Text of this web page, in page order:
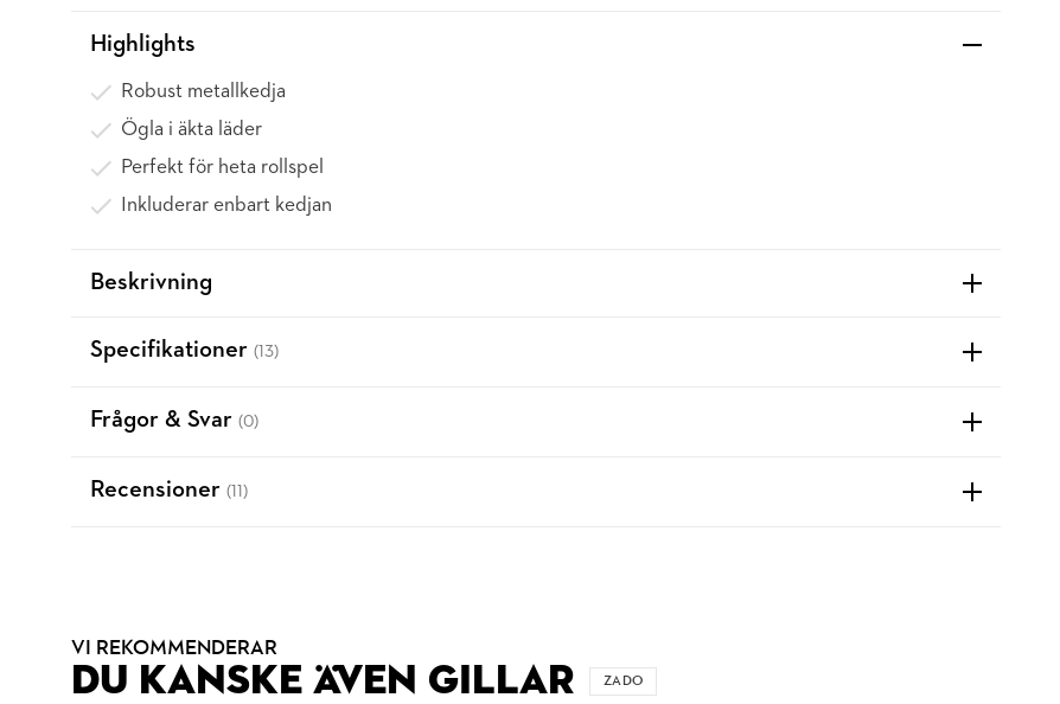
Highlights
Robust metallkedja
Ögla i äkta läder
Perfekt för heta rollspel
Inkluderar enbart kedjan
Beskrivning
Specifikationer (13)
Frågor & Svar (0)
Recensioner (11)
VI REKOMMENDERAR
DU KANSKE ÄVEN GILLAR ZADO